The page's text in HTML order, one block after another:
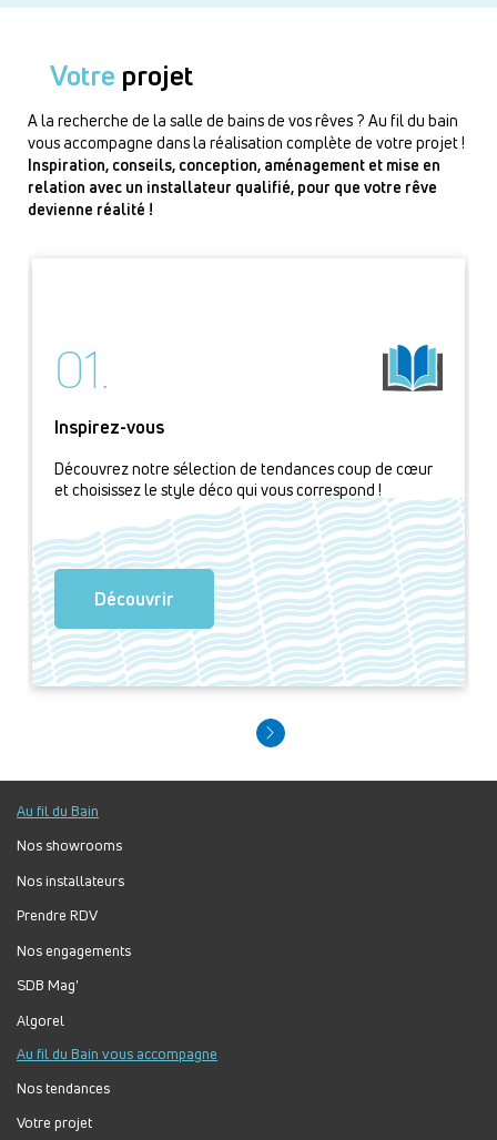
Votre projet
A la recherche de la salle de bains de vos rêves ? Au fil du bain
vous accompagne dans la réalisation complète de votre projet !
Inspiration, conseils, conception, aménagement et mise en
relation avec un installateur qualifié, pour que votre rêve
devienne réalité !
01.
Inspirez-vous
Découvrez notre sélection de tendances coup de cœur
et choisissez le style déco qui vous correspond !
Découvrir
Au fil du Bain
Nos showrooms
Nos installateurs
Prendre RDV
Nos engagements
SDB Mag'
Algorel
Au fil du Bain vous accompagne
Nos tendances
Votre projet